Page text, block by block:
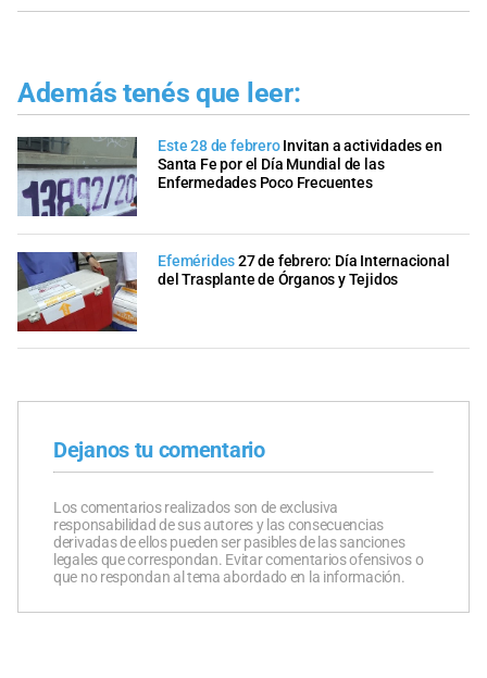
Además tenés que leer:
Este 28 de febrero Invitan a actividades en
Santa Fe por el Día Mundial de las
Enfermedades Poco Frecuentes
Efemérides27 de febrero: Día Internacional
del Trasplante de Órganos y Tejidos
Dejanos tu comentario
Los comentarios realizados son de exclusiva
responsabilidad de sus autores y las consecuencias
derivadas de ellos pueden ser pasibles de las sanciones
legales que correspondan. Evitar comentarios ofensivos o
que no respondan al tema abordado en la información.